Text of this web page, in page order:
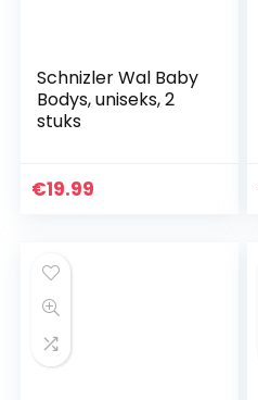
Schnizler Wal Baby
Bodys, uniseks, 2
stuks
€19.99